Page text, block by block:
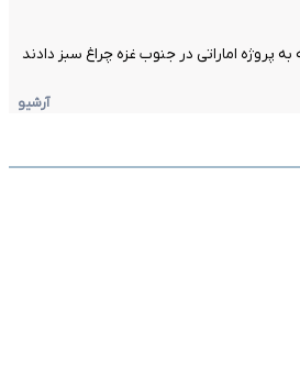
پروژه اماراتی در جنوب غزه چراغ سبز دادند
آرشیو